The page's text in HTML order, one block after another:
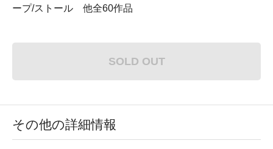
ープ/ストール 他全60作品
SOLD OUT
その他の詳細情報